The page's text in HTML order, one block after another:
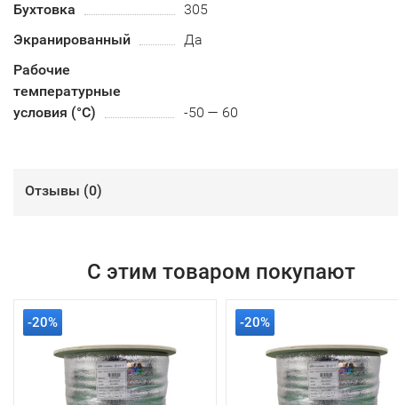
Бухтовка
305
Экранированный
Да
Рабочие
температурные
условия (°С)
-50 — 60
Отзывы (0)
С этим товаром покупают
-20% -20%